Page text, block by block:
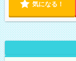
気になる！